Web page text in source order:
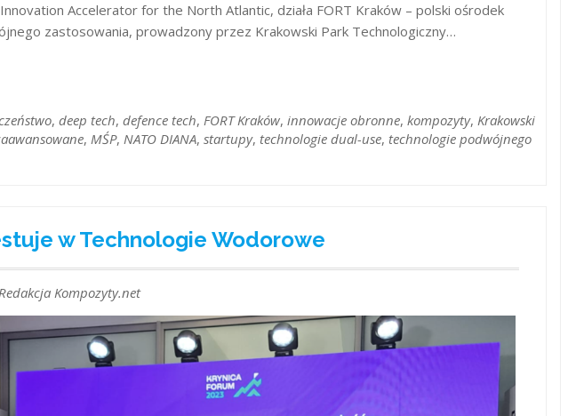
Accelerator for the North Atlantic, działa FORT Kraków – polski ośrodek
zastosowania, prowadzony przez Krakowski Park Technologiczny…
, deep tech, defence tech, FORT Kraków, innowacje obronne, kompozyty, Krakowski
, MŚP, NATO DIANA, startupy, technologie dual-use, technologie podwójnego
w Technologie Wodorowe
Redakcja Kompozyty.net